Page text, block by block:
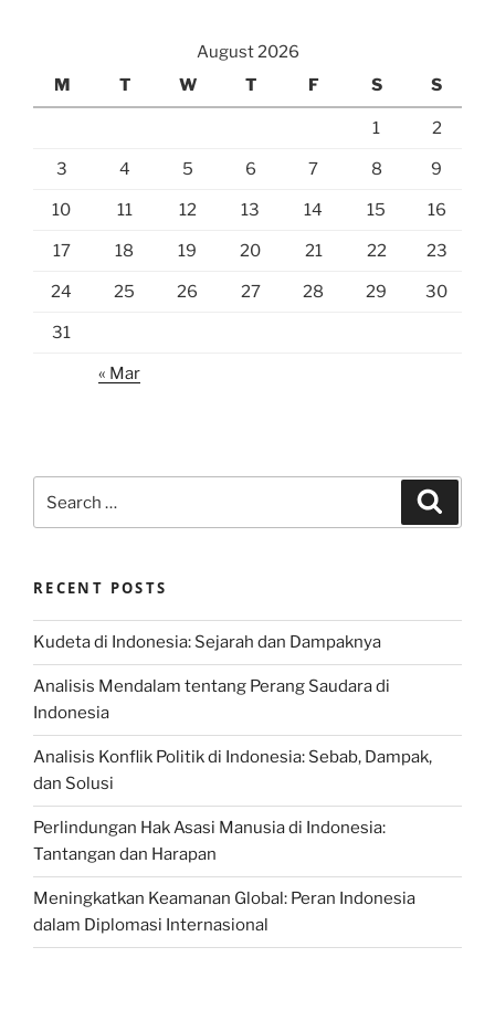
August 2026
M
T W T F S S
1 2
3 4 5 6 7 8 9
10 11 12 13 14 15 16
17 18 19 20 21 22 23
24 25 26 27 28 29 30
31
« Mar
for:
RECENT POSTS
Kudeta di Indonesia: Sejarah dan Dampaknya
Analisis Mendalam tentang Perang Saudara di
Indonesia
Analisis Konflik Politik di Indonesia: Sebab, Dampak,
dan Solusi
Perlindungan Hak Asasi Manusia di Indonesia:
Tantangan dan Harapan
Meningkatkan Keamanan Global: Peran Indonesia
dalam Diplomasi Internasional